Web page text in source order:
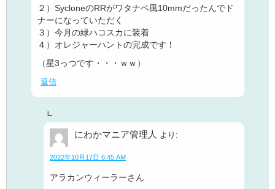
２）SycloneのRRがワタナベ風10mmだったんでド
ナーになっていただく
３）今月の緑ハコスカに装着
４）オレジャーハントの完成です！
（星3っつです・・・ｗｗ）
返信
にわかマニア管理人 より:
2022年10月17日 6:45 AM
アラカンウィーラーさん